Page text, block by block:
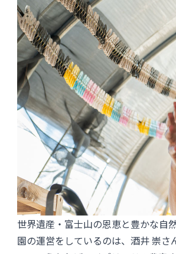
世界遺産・富士山の恩恵と豊かな自
園の運営をしているのは、酒井 崇